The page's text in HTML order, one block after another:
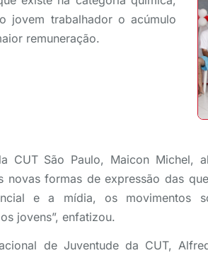
jovem trabalhador o acúmulo
remuneração.
CUT São Paulo, Maicon Michel,
novas formas de expressão das
e a mídia, os movimentos
jovens”, enfatizou.
de Juventude da CUT,